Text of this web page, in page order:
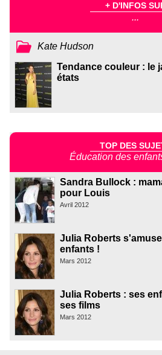
+ D'INFOS
...
Kate Hudson
Tendance couleur : le
états
TOP DES
Éducation des
Sandra Bullock :
pour Louis
Avril 2012
Julia Roberts
enfants !
Mars 2012
Julia Roberts : ses
ses films
Mars 2012